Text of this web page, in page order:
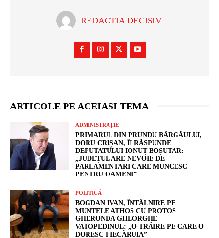
REDACTIA DECISIV
ARTICOLE PE ACEIASI TEMA
ADMINISTRAȚIE
PRIMARUL DIN PRUNDU BÂRGĂULUI,
DORU CRIȘAN, ÎI RĂSPUNDE
DEPUTATULUI IONUȚ BOȘUTAR:
„JUDEȚUL ARE NEVOIE DE
PARLAMENTARI CARE MUNCESC
PENTRU OAMENI”
POLITICĂ
BOGDAN IVAN, ÎNTÂLNIRE PE
MUNTELE ATHOS CU PROTOS
GHERONDA GHEORGHE
VATOPEDINUL: „O TRĂIRE PE CARE O
DORESC FIECĂRUIA”